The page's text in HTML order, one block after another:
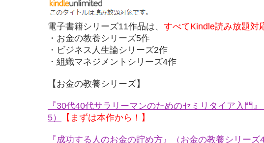
電子書籍シリーズ11作品は、 すべてKindle読み放題対
・お金の教養シリーズ5作
・ビジネス人生論シリーズ2作
・組織マネジメントシリーズ4作
【お金の教養シリーズ】
『30代40代サラリーマンのためのセミリタイア入門
5）
【まずは本作から！】
『成功する人のお金の貯め方』（お金の教養シリーズ4